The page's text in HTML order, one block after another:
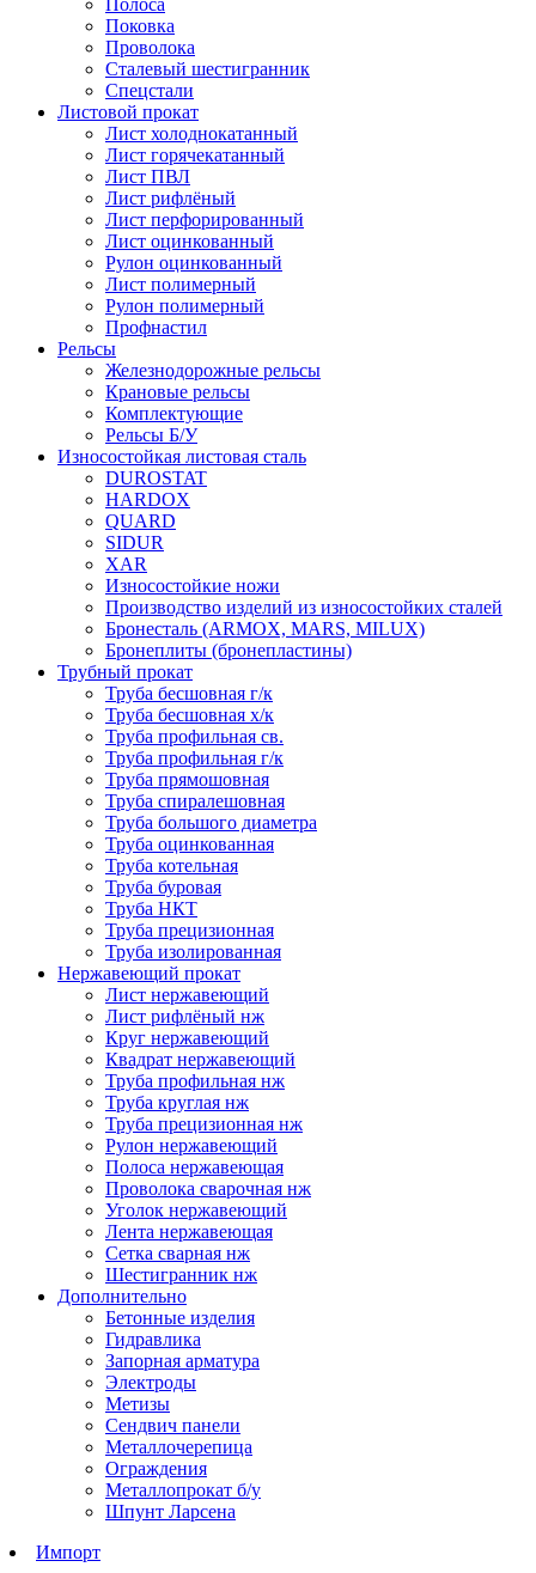
Полоса
Поковка
Проволока
Сталевый шестигранник
Спецстали
Листовой прокат
Лист холоднокатанный
Лист горячекатанный
Лист ПВЛ
Лист рифлёный
Лист перфорированный
Лист оцинкованный
Рулон оцинкованный
Лист полимерный
Рулон полимерный
Профнастил
Рельсы
Железнодорожные рельсы
Крановые рельсы
Комплектующие
Рельсы Б/У
Износостойкая листовая сталь
DUROSTAT
HARDOX
QUARD
SIDUR
XAR
Износостойкие ножи
Производство изделий из износостойких сталей
Бронесталь (ARMOX, MARS, MILUX)
Бронеплиты (бронепластины)
Трубный прокат
Труба бесшовная г/к
Труба бесшовная х/к
Труба профильная св.
Труба профильная г/к
Труба прямошовная
Труба спиралешовная
Труба большого диаметра
Труба оцинкованная
Труба котельная
Труба буровая
Труба НКТ
Труба прецизионная
Труба изолированная
Нержавеющий прокат
Лист нержавеющий
Лист рифлёный нж
Круг нержавеющий
Квадрат нержавеющий
Труба профильная нж
Труба круглая нж
Труба прецизионная нж
Рулон нержавеющий
Полоса нержавеющая
Проволока сварочная нж
Уголок нержавеющий
Лента нержавеющая
Сетка сварная нж
Шестигранник нж
Дополнительно
Бетонные изделия
Гидравлика
Запорная арматура
Электроды
Метизы
Сендвич панели
Металлочерепица
Ограждения
Металлопрокат б/у
Шпунт Ларсена
Импорт